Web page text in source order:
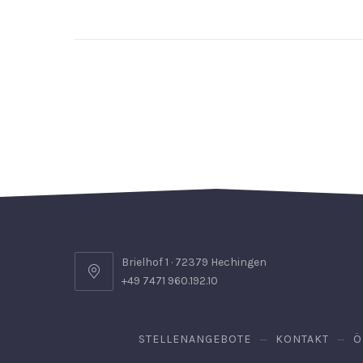
Brielhof 1 · 72379 Hechingen
+49 7471 960.192.10
STELLENANGEBOTE KONTAKT